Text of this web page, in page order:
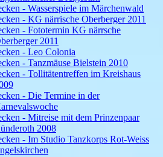
- Wasserspiele im Märchenwald
- KG närrische Oberberger 2011
- Fototermin KG närrsche
2011
- Leo Colonia
- Tanzmäuse Bielstein 2010
- Tollitätentreffen im Kreishaus
- Die Termine in der
- Mitreise mit dem Prinzenpaar
2008
- Im Studio Tanzkorps Rot-Weiss